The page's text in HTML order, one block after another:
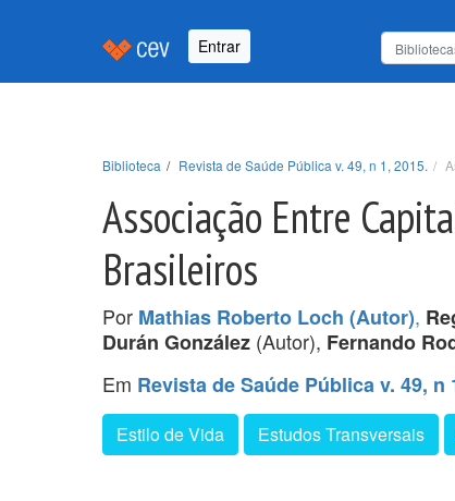
Entrar
Biblioteca Revista de Saúde Pública v. 49, n 1, 2015.
Associação Entre
Brasileiros
Por Mathias Roberto Loch (Autor),
Durán González (Autor), Fernando
Em Revista de Saúde Pública v. 49, n
Estilo de Vida Estudos Transversais